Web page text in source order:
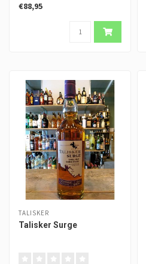
€88,95
TALISKER
Talisker Surge